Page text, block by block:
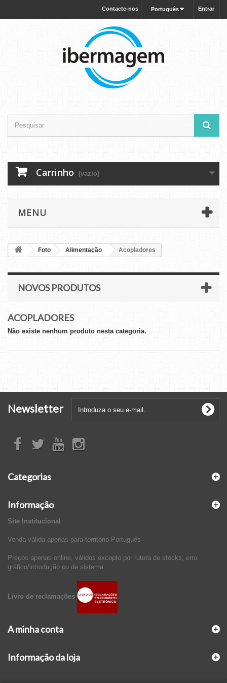
Entrar
Português
Contacte-nos
Carrinho (vazio)
MENU
Foto Alimentação Acopladores
NOVOS PRODUTOS
ACOPLADORES
Não existe nenhum produto nesta categoria.
Newsletter
Categorias
Informação
Site Institucional
Venda válida apenas para território Português
Preços apenas online, válidos excepto por rutura de stocks, erro
gráfico/introdução ou de sistema.
Livro de reclamações
A minha conta
Informação da loja